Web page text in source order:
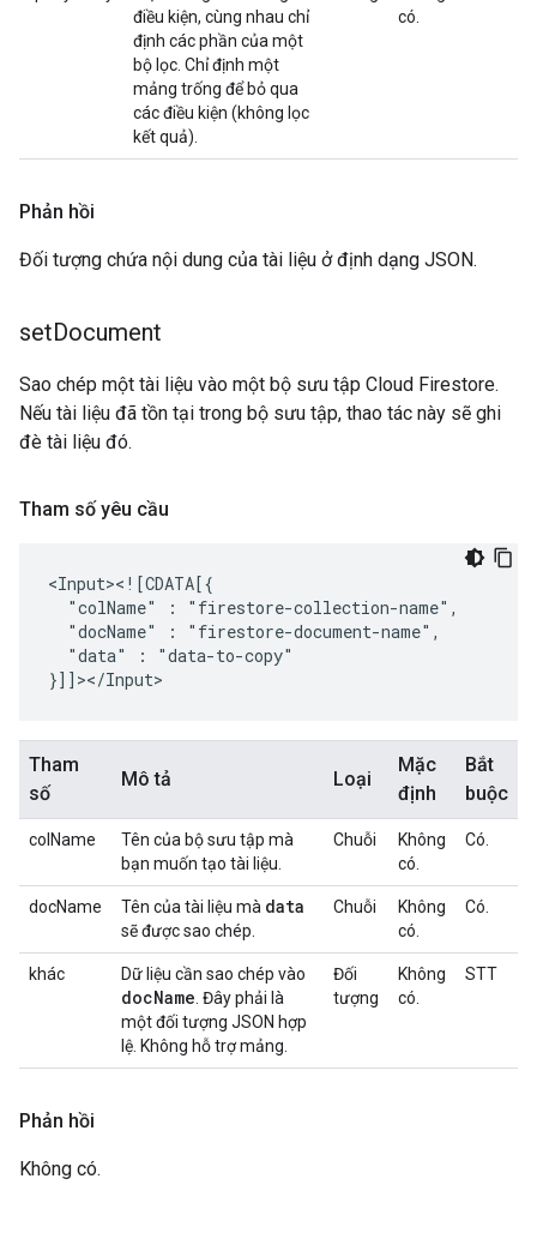
điều kiện, cùng nhau chỉ
định các phần của một
bộ lọc. Chỉ định một
mảng trống để bỏ qua
các điều kiện (không lọc
kết quả).
có.
Phản hồi
Đối tượng chứa nội dung của tài liệu ở định dạng JSON.
setDocument
Sao chép một tài liệu vào một bộ sưu tập Cloud Firestore.
Nếu tài liệu đã tồn tại trong bộ sưu tập, thao tác này sẽ ghi
đè tài liệu đó.
Tham số yêu cầu
"colName"
:
"docName"
:
"data"
:
"data-to-copy"
Tham
số
Mô tả Loại
Mặc
định
Bắt
buộc
colName
Tên của bộ sưu tập mà
bạn muốn tạo tài liệu.
Chuỗi
Không
có.
Có.
docName Tên của tài liệu mà data
sẽ được sao chép.
Chuỗi
Không
có.
Có.
khác Dữ liệu cần sao chép vào
docName . Đây phải là
một đối tượng JSON hợp
lệ. Không hỗ trợ mảng.
Đối
tượng
Không
có.
STT
Phản hồi
Không có.